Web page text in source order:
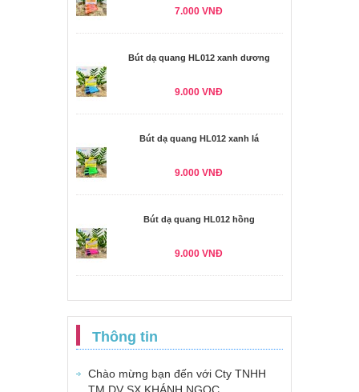
7.000 VNĐ
Bút dạ quang HL012 xanh dương
9.000 VNĐ
Bút dạ quang HL012 xanh lá
9.000 VNĐ
Bút dạ quang HL012 hồng
9.000 VNĐ
Thông tin
Chào mừng bạn đến với Cty TNHH